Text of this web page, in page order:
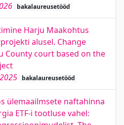
bakalaureusetööd
Harju Maakohtus
alusel. Change
County court based on the
bakalaureusetööd
ülemaailmsete naftahinna
ETF-i tootluse vahel: